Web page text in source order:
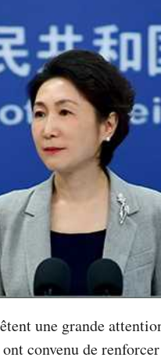
une grande
convenu de